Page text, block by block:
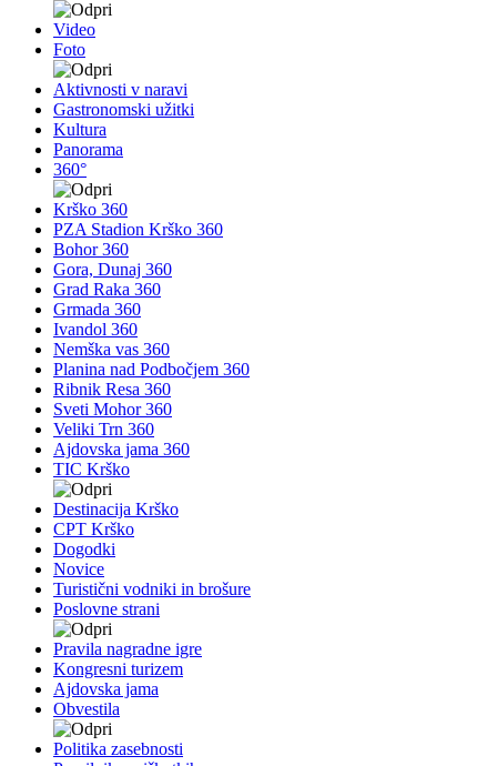
Video
Foto
Aktivnosti v naravi
Gastronomski užitki
Kultura
Panorama
360°
Krško 360
PZA Stadion Krško 360
Bohor 360
Gora, Dunaj 360
Grad Raka 360
Grmada 360
Ivandol 360
Nemška vas 360
Planina nad Podbočjem 360
Ribnik Resa 360
Sveti Mohor 360
Veliki Trn 360
Ajdovska jama 360
TIC Krško
Destinacija Krško
CPT Krško
Dogodki
Novice
Turistični vodniki in brošure
Poslovne strani
Pravila nagradne igre
Kongresni turizem
Ajdovska jama
Obvestila
Politika zasebnosti